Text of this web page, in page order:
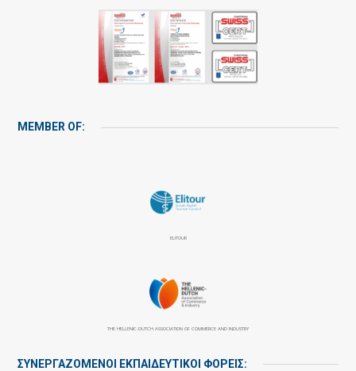
MEMBER OF:
ELITOUR
THE HELLENIC-DUTCH ASSOCIATION OF COMMERCE AND INDUSTRY
ΣΥΝΕΡΓΑΖΌΜΕΝΟΙ ΕΚΠΑΙΔΕΥΤΙΚΟΊ ΦΟΡΕΊΣ: